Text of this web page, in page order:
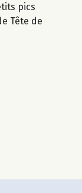
pics
Tête de